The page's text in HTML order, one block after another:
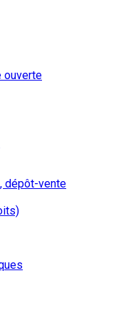
ouverte
dépôt-vente